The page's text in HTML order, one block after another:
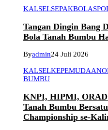
KALSELSEPAKBOLA
Tangan Dingin Bang
Bola Tanah Bumbu
Byadmin24 Juli 2026
KALSELKEPEMUDAAN
BUMBU
KNPI, HIPMI,
Tanah Bumbu
Championship se-